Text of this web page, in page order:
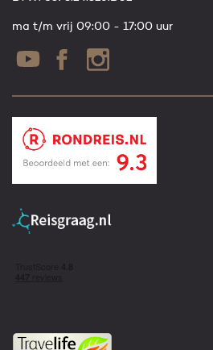
ma t/m vrij 09:00 - 17:00 uur